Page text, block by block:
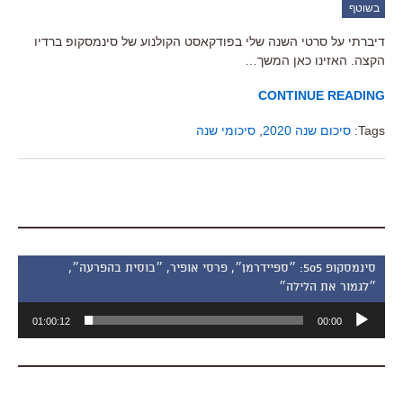
בשוטף
דיברתי על סרטי השנה שלי בפודקאסט הקולנוע של סינמסקופ ברדיו
הקצה. האזינו כאן המשך…
CONTINUE READING
Tags: סיכום שנה 2020 סיכומי שנה
סינמסקופ 505: ״ספיידרמן״, פרסי אופיר, ״בוסית בהפרעה״,
״לגמור את הלילה״
אודיו
00:00
01:00:12